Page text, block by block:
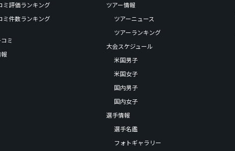
ミ評価ランキング
ミ件数ランキング
ミ
ツアー情報
ツアーニュース
ツアーランキング
大会スケジュール
米国男子
米国女子
国内男子
国内女子
選手情報
選手名鑑
フォトギャラリー